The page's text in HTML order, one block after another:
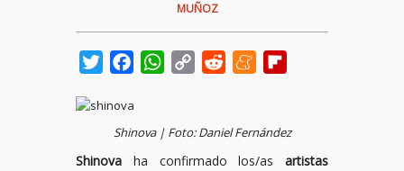
MUÑOZ
TwitterFacebookWhatsApp
Copy
Reddit Meneame
Shinova | Foto: Daniel Fernández
Shinova ha confirmado los/as artistas